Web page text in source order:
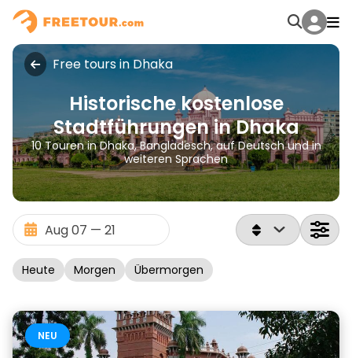
Free tours in Dhaka
Historische kostenlose
Stadtführungen in Dhaka
10 Touren in Dhaka, Bangladesch, auf Deutsch und in
weiteren Sprachen
Heute Morgen Übermorgen
NEU